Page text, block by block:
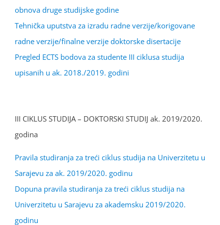
obnova druge studijske godine
Tehnička uputstva za izradu radne verzije/korigovane
radne verzije/finalne verzije doktorske disertacije
Pregled ECTS bodova za studente III ciklusa studija
upisanih u ak. 2018./2019. godini
III CIKLUS STUDIJA – DOKTORSKI STUDIJ ak. 2019/2020.
godina
Pravila studiranja za treći ciklus studija na Univerzitetu u
Sarajevu za ak. 2019/2020. godinu
Dopuna pravila studiranja za treći ciklus studija na
Univerzitetu u Sarajevu za akademsku 2019/2020.
godinu